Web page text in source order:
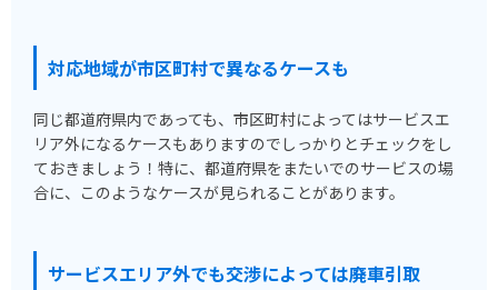
対応地域が市区町村で異なるケースも
同じ都道府県内であっても、市区町村によってはサービスエ
リア外になるケースもありますのでしっかりとチェックをし
ておきましょう！特に、都道府県をまたいでのサービスの場
合に、このようなケースが見られることがあります。
サービスエリア外でも交渉によっては廃車引取